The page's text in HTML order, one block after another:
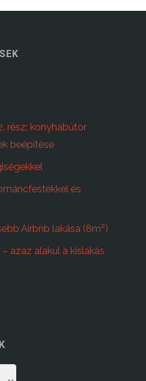
rész: konyhabútor
beépítése
és
Airbnb lakása (8m²)
azaz alakul a kislakás